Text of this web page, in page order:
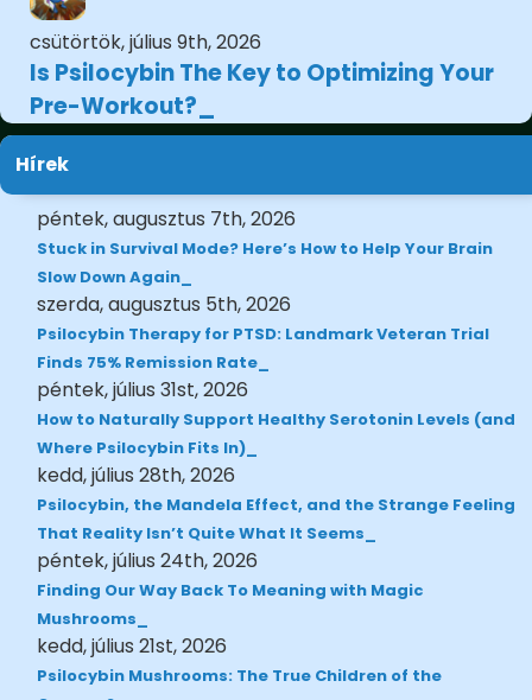
csütörtök, július 9th, 2026
Is Psilocybin The Key to Optimizing Your
Pre-Workout?
Hírek
péntek, augusztus 7th, 2026
Stuck in Survival Mode? Here’s How to Help Your Brain
Slow Down Again
szerda, augusztus 5th, 2026
Psilocybin Therapy for PTSD: Landmark Veteran Trial
Finds 75% Remission Rate
péntek, július 31st, 2026
How to Naturally Support Healthy Serotonin Levels (and
Where Psilocybin Fits In)
kedd, július 28th, 2026
Psilocybin, the Mandela Effect, and the Strange Feeling
That Reality Isn’t Quite What It Seems
péntek, július 24th, 2026
Finding Our Way Back To Meaning with Magic
Mushrooms
kedd, július 21st, 2026
Psilocybin Mushrooms: The True Children of the